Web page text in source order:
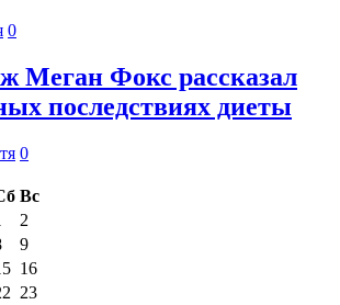
0
Меган Фокс рассказал
последствиях диеты
0
Вс
2
9
16
23